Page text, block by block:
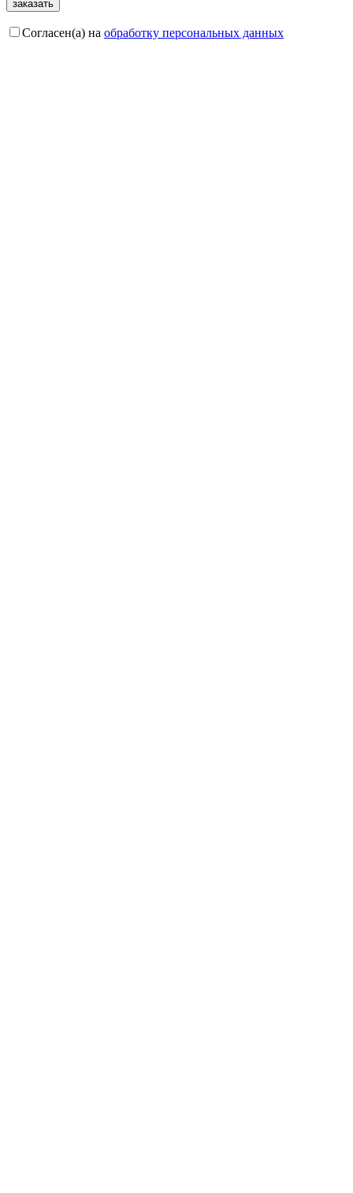
Согласен(а) на обработку персональных данных